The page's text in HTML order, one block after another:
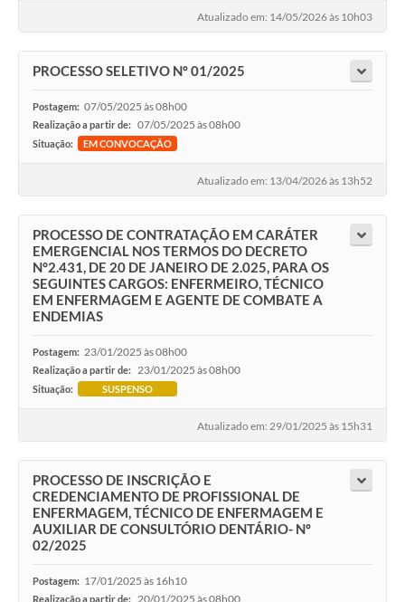
Atualizado em: 14/05/2026 às 10h03
PROCESSO SELETIVO Nº 01/2025
Postagem: 07/05/2025 às 08h00
Realização a partir de: 07/05/2025 às 08h00
Situação: EM CONVOCAÇÃO
Atualizado em: 13/04/2026 às 13h52
PROCESSO DE CONTRATAÇÃO EM CARÁTER
EMERGENCIAL NOS TERMOS DO DECRETO
N°2.431, DE 20 DE JANEIRO DE 2.025, PARA OS
SEGUINTES CARGOS: ENFERMEIRO, TÉCNICO
EM ENFERMAGEM E AGENTE DE COMBATE A
ENDEMIAS
Postagem: 23/01/2025 às 08h00
Realização a partir de: 23/01/2025 às 08h00
Situação: SUSPENSO
Atualizado em: 29/01/2025 às 15h31
PROCESSO DE INSCRIÇÃO E
CREDENCIAMENTO DE PROFISSIONAL DE
ENFERMAGEM, TÉCNICO DE ENFERMAGEM E
AUXILIAR DE CONSULTÓRIO DENTÁRIO- Nº
02/2025
Postagem: 17/01/2025 às 16h10
Realização a partir de: 20/01/2025 às 08h00